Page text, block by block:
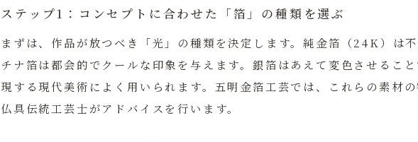
ステップ1：コンセプトに合わせた「箔」の種類を選ぶ
まずは、作品が放つべき「光」の種類を決定します。純金箔（24K）は
チナ箔は都会的でクールな印象を与えます。銀箔はあえて変色させるこ
現する現代美術によく用いられます。五明金箔工芸では、これらの素材
仏具伝統工芸士がアドバイスを行います。